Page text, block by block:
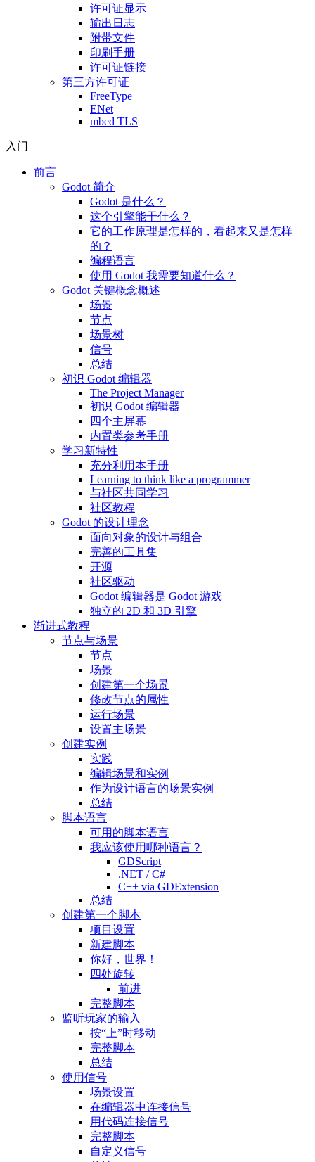
许可证显示
输出日志
附带文件
印刷手册
许可证链接
第三方许可证
FreeType
ENet
mbed TLS
入门
前言
Godot 简介
Godot 是什么？
这个引擎能干什么？
它的工作原理是怎样的，看起来又是怎样
的？
编程语言
使用 Godot 我需要知道什么？
Godot 关键概念概述
场景
节点
场景树
信号
总结
初识 Godot 编辑器
The Project Manager
初识 Godot 编辑器
四个主屏幕
内置类参考手册
学习新特性
充分利用本手册
Learning to think like a programmer
与社区共同学习
社区教程
Godot 的设计理念
面向对象的设计与组合
完善的工具集
开源
社区驱动
Godot 编辑器是 Godot 游戏
独立的 2D 和 3D 引擎
渐进式教程
节点与场景
节点
场景
创建第一个场景
修改节点的属性
运行场景
设置主场景
创建实例
实践
编辑场景和实例
作为设计语言的场景实例
总结
脚本语言
可用的脚本语言
我应该使用哪种语言？
GDScript
.NET / C#
C++ via GDExtension
总结
创建第一个脚本
项目设置
新建脚本
你好，世界！
四处旋转
前进
完整脚本
监听玩家的输入
按“上”时移动
完整脚本
总结
使用信号
场景设置
在编辑器中连接信号
用代码连接信号
完整脚本
自定义信号